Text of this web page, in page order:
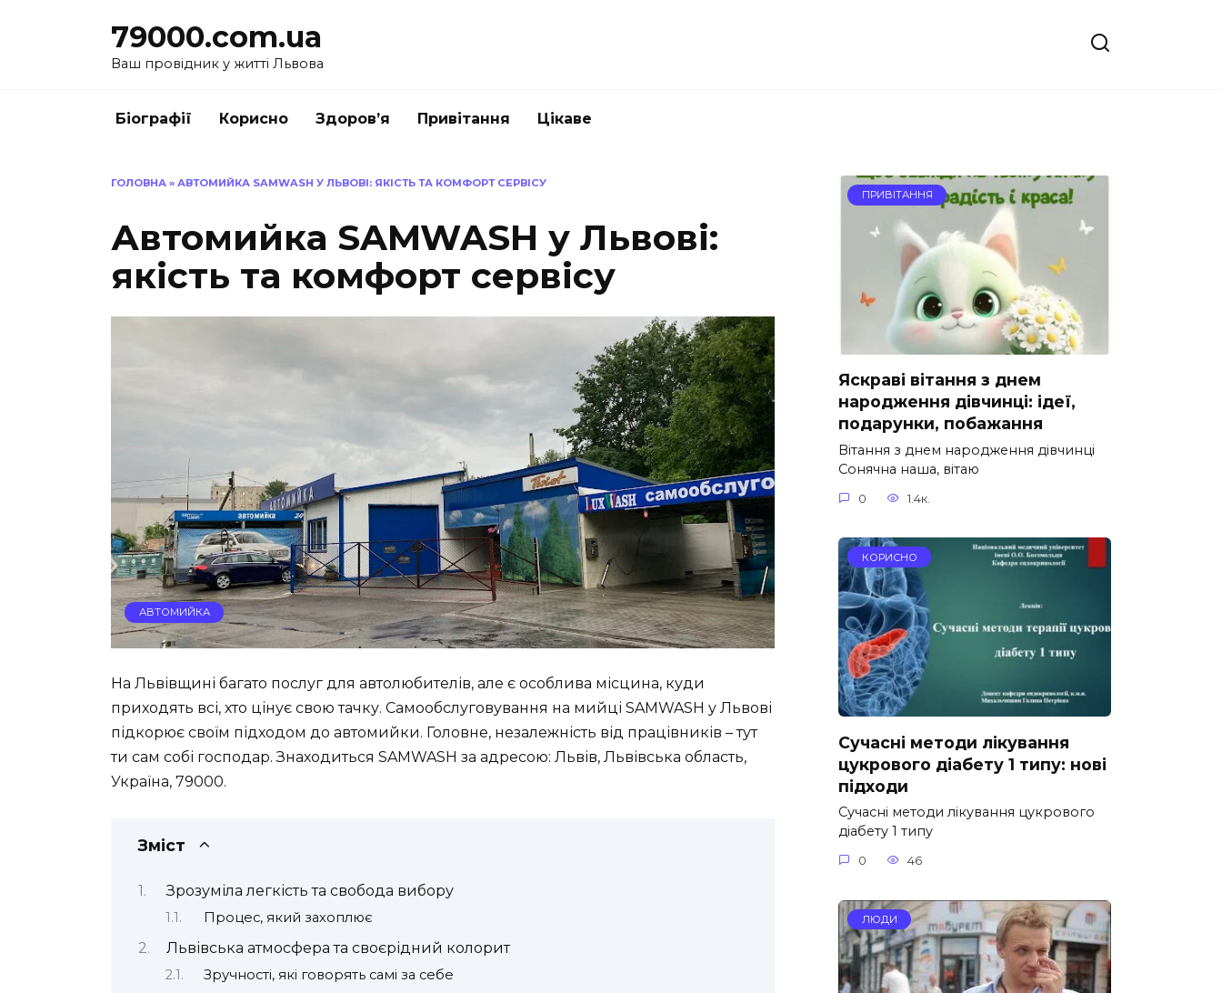
79000.com.ua
Ваш провідник у житті Львова
Біографії Корисно Здоров’я Привітання Цікаве
ГОЛОВНА » АВТОМИЙКА SAMWASH У ЛЬВОВІ: ЯКІСТЬ ТА КОМФОРТ СЕРВІСУ
Автомийка SAMWASH у Львові:
якість та комфорт сервісу
АВТОМИЙКА
На Львівщині багато послуг для автолюбителів, але є особлива місцина, куди
приходять всі, хто цінує свою тачку. Самообслуговування на мийці SAMWASH у Львові
підкорює своїм підходом до автомийки. Головне, незалежність від працівників – тут
ти сам собі господар. Знаходиться SAMWASH за адресою: Львів, Львівська область,
Україна, 79000.
Зміст
Зрозуміла легкість та свобода вибору
Процес, який захоплює
Львівська атмосфера та своєрідний колорит
Зручності, які говорять самі за себе
ПРИВІТАННЯ
Яскраві вітання з днем
народження дівчинці: ідеї,
подарунки, побажання
Вітання з днем народження дівчинці
Сонячна наша, вітаю
0 1.4к.
КОРИСНО
Сучасні методи лікування
цукрового діабету 1 типу: нові
підходи
Сучасні методи лікування цукрового
діабету 1 типу
0 46
ЛЮДИ